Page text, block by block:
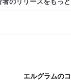
者のリリースをもっ
エルグラムの